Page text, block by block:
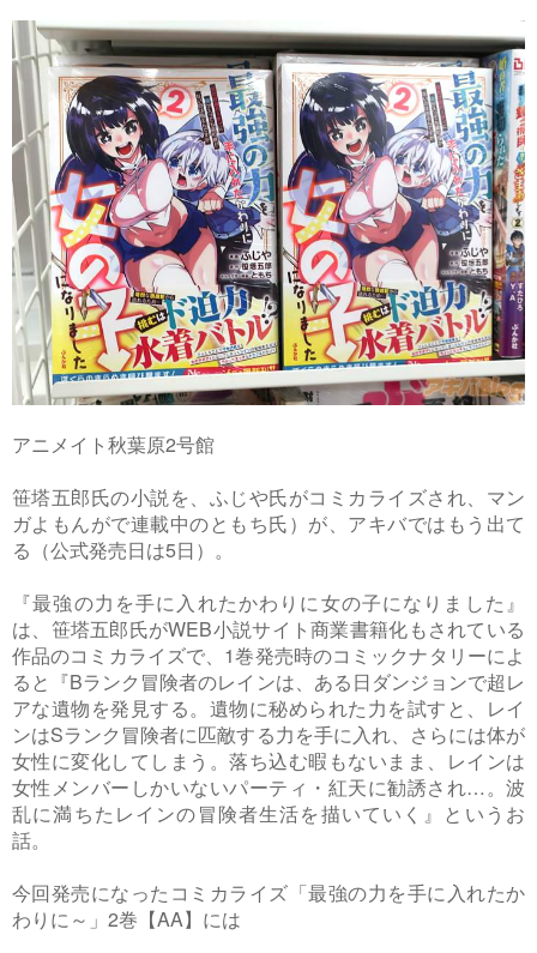
アニメイト秋葉原2号館
笹塔五郎氏の小説を、ふじや氏がコミカライズされ、マン
ガよもんがで連載中のともち氏）が、アキバではもう出て
る（公式発売日は5日）。
『最強の力を手に入れたかわりに女の子になりました』
は、笹塔五郎氏がWEB小説サイト商業書籍化もされている
作品のコミカライズで、1巻発売時のコミックナタリーによ
ると『Bランク冒険者のレインは、ある日ダンジョンで超レ
アな遺物を発見する。遺物に秘められた力を試すと、レイ
ンはSランク冒険者に匹敵する力を手に入れ、さらには体が
女性に変化してしまう。落ち込む暇もないまま、レインは
女性メンバーしかいないパーティ・紅天に勧誘され…。波
乱に満ちたレインの冒険者生活を描いていく』というお
話。
今回発売になったコミカライズ「最強の力を手に入れたか
わりに～」2巻【AA】には